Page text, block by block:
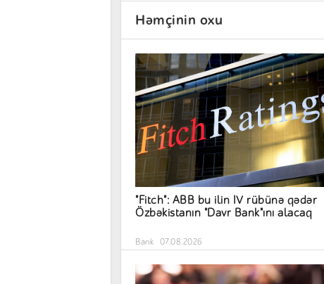
Həmçinin oxu
"Fitch": ABB bu ilin IV rübünə qədər
Özbəkistanın "Davr Bank"ını alacaq
Bank 07.08.2026